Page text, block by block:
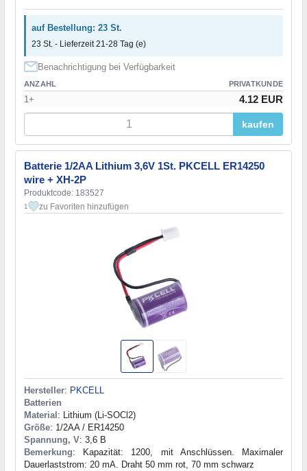
auf Bestellung: 23 St.
23 St. - Lieferzeit 21-28 Tag (e)
Benachrichtigung bei Verfügbarkeit
ANZAHL PRIVATKUNDE
1+ 4.12 EUR
kaufen
Batterie 1/2AA Lithium 3,6V 1St. PKCELL ER14250
wire + XH-2P
Produktcode: 183527
1 zu Favoriten hinzufügen
Hersteller: PKCELL
Batterien
Material : Lithium (Li-SOCl2)
Größe: 1/2AA / ER14250
Spannung, V: 3,6 В
Bemerkung: Kapazität: 1200, mit Anschlüssen. Maximaler
Dauerlaststrom: 20 mA. Draht 50 mm rot, 70 mm schwarz